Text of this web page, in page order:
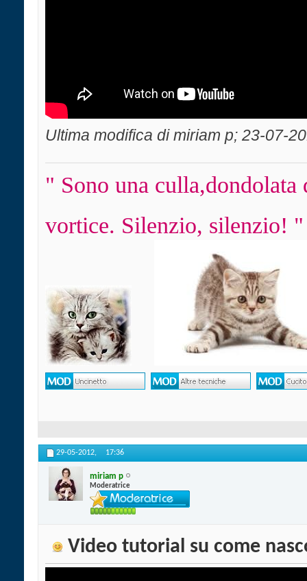
Ultima modifica di miriam p; 23-07-
" Sono una
vortice. Silenzio, silenzio!
29-05-2012, 17:36
miriam p
Moderatrice
Video tutorial su come